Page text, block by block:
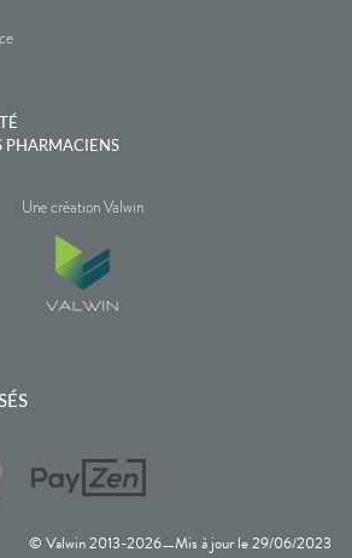
© Valwin 2013-2026—Mis à jour le29/06/2023
PHARMACIENS
Une création Valwin